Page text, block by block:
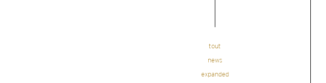
tout
news
expanded